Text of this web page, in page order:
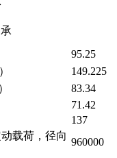
95.25
149.225
83.34
71.42
137
载荷，径向
960000